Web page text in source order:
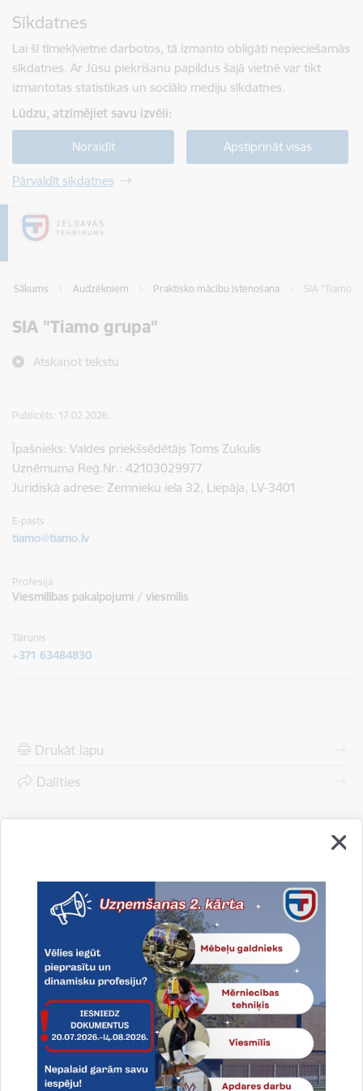
Sīkdatnes
Lai šī tīmekļvietne darbotos, tā izmanto obligāti nepieciešamās
sīkdatnes. Ar Jūsu piekrišanu papildus šajā vietnē var tikt
izmantotas statistikas un sociālo mediju sīkdatnes.
Lūdzu, atzīmējiet savu izvēli:
Noraidīt Apstiprināt visas
Pārvaldīt sīkdatnes
Sākums Audzēkņiem Praktisko mācību īstenošana SIA "Tiamo
SIA "Tiamo grupa"
Atskaņot tekstu
Publicēts: 17.02.2026.
Īpašnieks: Valdes priekšsēdētājs Toms Zukulis
Uzņēmuma Reģ.Nr.: 42103029977
Juridiskā adrese: Zemnieku iela 32, Liepāja, LV-3401
E-pasts
tiamo@tiamo.lv
Profesija
Viesmīlības pakalpojumi / viesmīlis
Tālrunis
+371 63484830
Drukāt lapu
Dalīties
Vai šī informācija bija noderīga?